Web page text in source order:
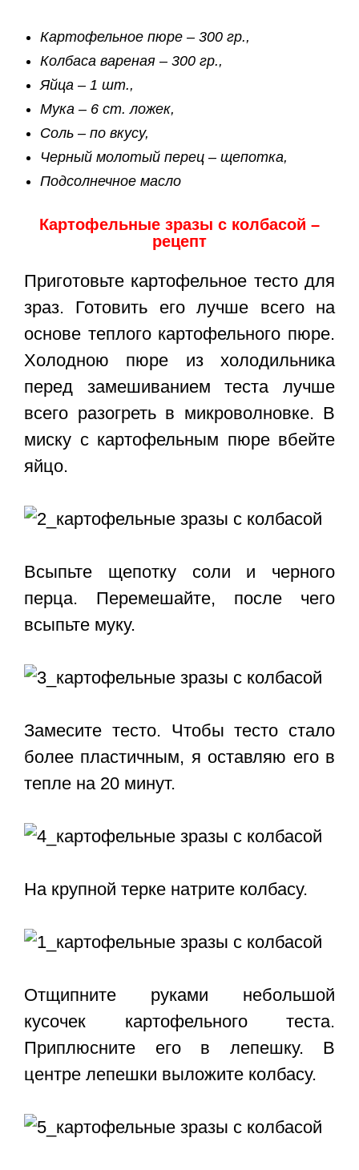
Картофельное пюре – 300 гр.,
Колбаса вареная – 300 гр.,
Яйца – 1 шт.,
Мука – 6 ст. ложек,
Соль – по вкусу,
Черный молотый перец – щепотка,
Подсолнечное масло
Картофельные зразы с колбасой –
рецепт
Приготовьте картофельное тесто для
зраз. Готовить его лучше всего на
основе теплого картофельного пюре.
Холодною пюре из холодильника
перед замешиванием теста лучше
всего разогреть в микроволновке. В
миску с картофельным пюре вбейте
яйцо.
Всыпьте щепотку соли и черного
перца. Перемешайте, после чего
всыпьте муку.
Замесите тесто. Чтобы тесто стало
более пластичным, я оставляю его в
тепле на 20 минут.
На крупной терке натрите колбасу.
Отщипните руками небольшой
кусочек картофельного теста.
Приплюсните его в лепешку. В
центре лепешки выложите колбасу.